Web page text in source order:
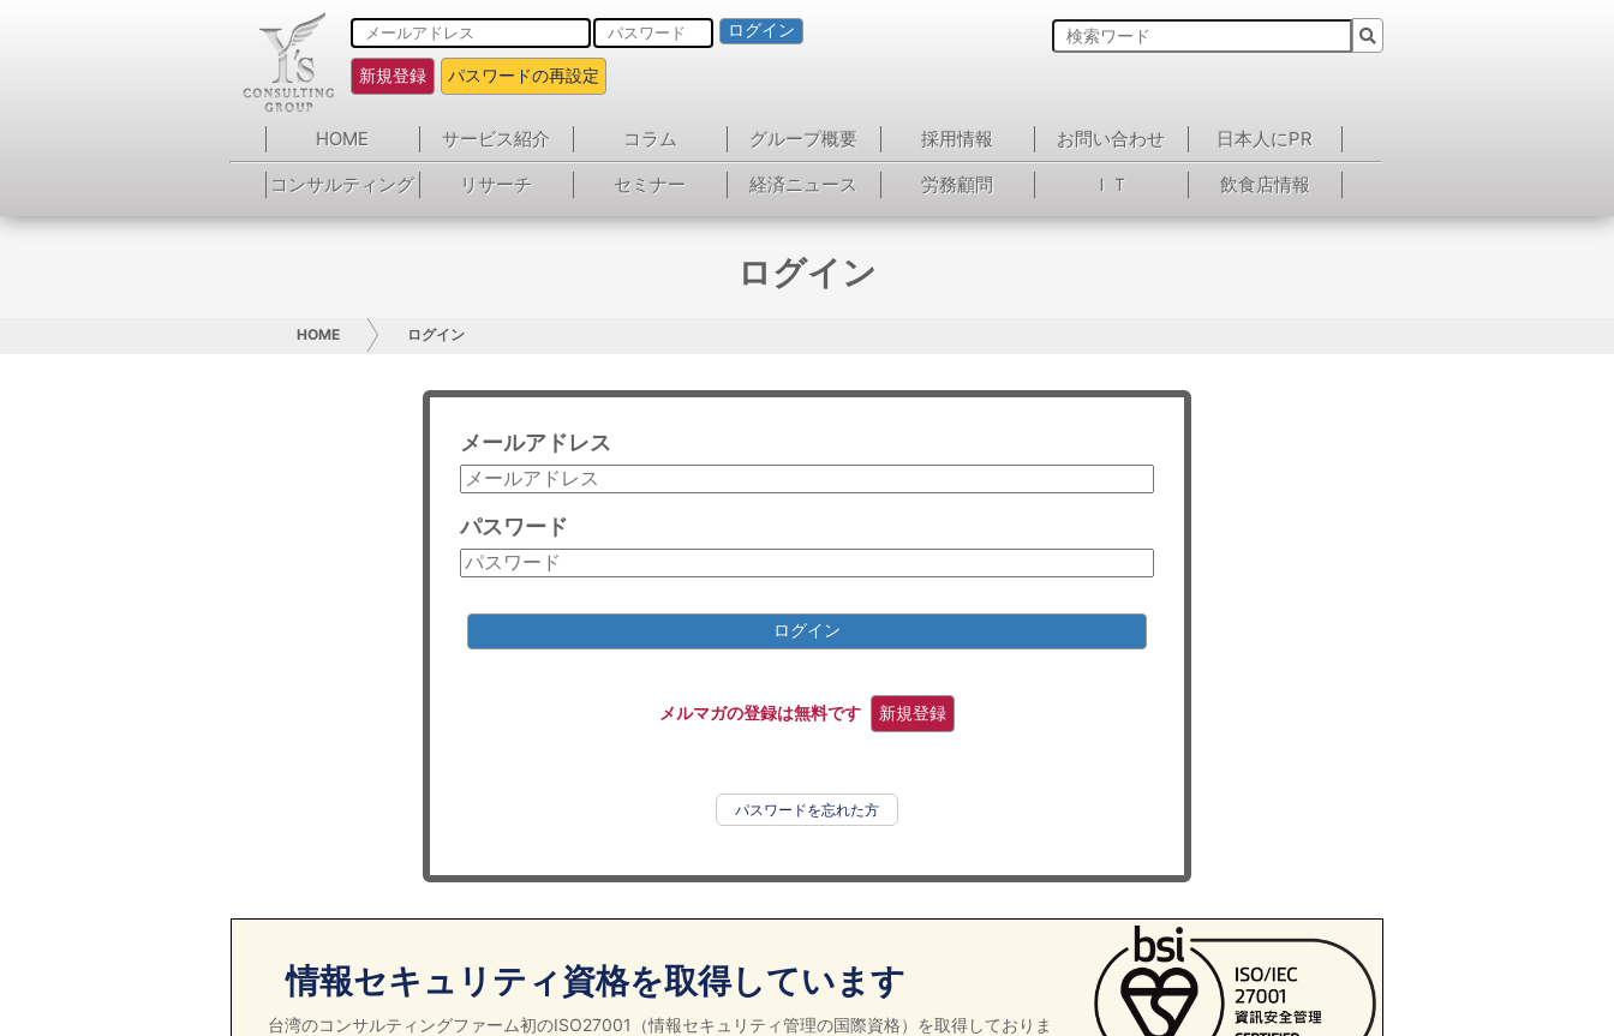
ログイン
新規登録 パスワードの再設定
HOME サービス紹介 コラム グループ概要 採用情報 お問い合わせ
日本人にPR
コンサルティング
リサーチ セミナー 経済ニュース 労務顧問 ＩＴ 飲食店情報
ログイン
HOME ログイン
メールアドレス
パスワード
ログイン
メルマガの登録は無料です 新規登録
パスワードを忘れた方
情報セキュリティ資格を取得しています
台湾のコンサルティングファーム初のISO27001（情報セキュリティ管理の国際資格）を取得しておりま